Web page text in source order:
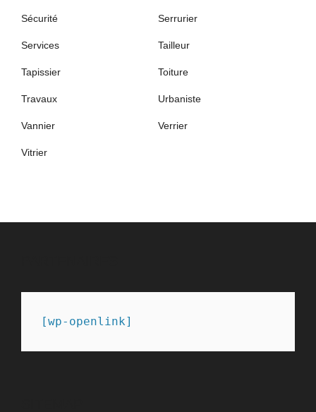
Sécurité Serrurier
Services Tailleur
Tapissier Toiture
Travaux Urbaniste
Vannier Verrier
Vitrier
[wp-openlink]